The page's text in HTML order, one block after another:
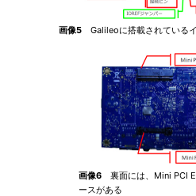
画像5 Galileoに搭載されている
画像6 裏面には、Mini PCI
ースがある